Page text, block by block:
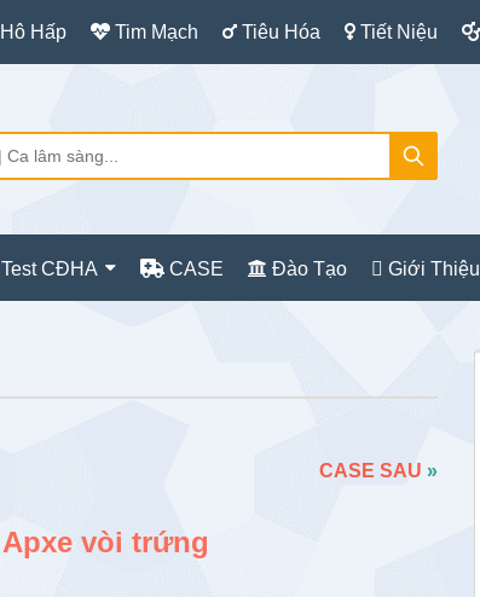
Hô Hấp Tim Mạch Tiêu Hóa Tiết Niệu
Test CĐHA CASE Đào Tạo Giới Thiệu
CASE SAU »
Apxe vòi trứng